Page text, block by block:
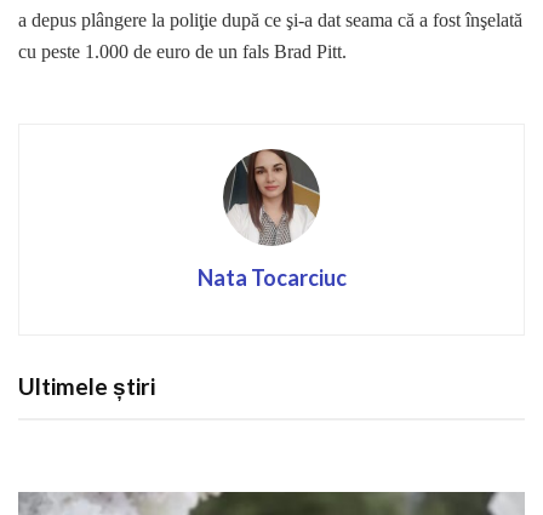
a depus plângere la poliţie după ce şi-a dat seama că a fost înşelată
cu peste 1.000 de euro de un fals Brad Pitt.
Nata Tocarciuc
Ultimele știri